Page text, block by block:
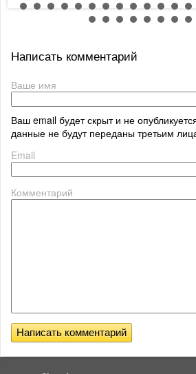
Написать комментарий
Ваше имя
Ваш email будет скрыт и не
данные не будут переданы третьим
Email
Комментарий